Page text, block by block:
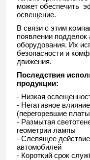
может обеспечить
освещение.
В связи с этим
появлении подделок
оборудования. Их
безопасности и
движения.
Последствия
продукции:
- Низкая
- Негативное
(перегоревшие
- Размытая
геометрии лампы
- Слепящее
автомобилей
- Короткий срок